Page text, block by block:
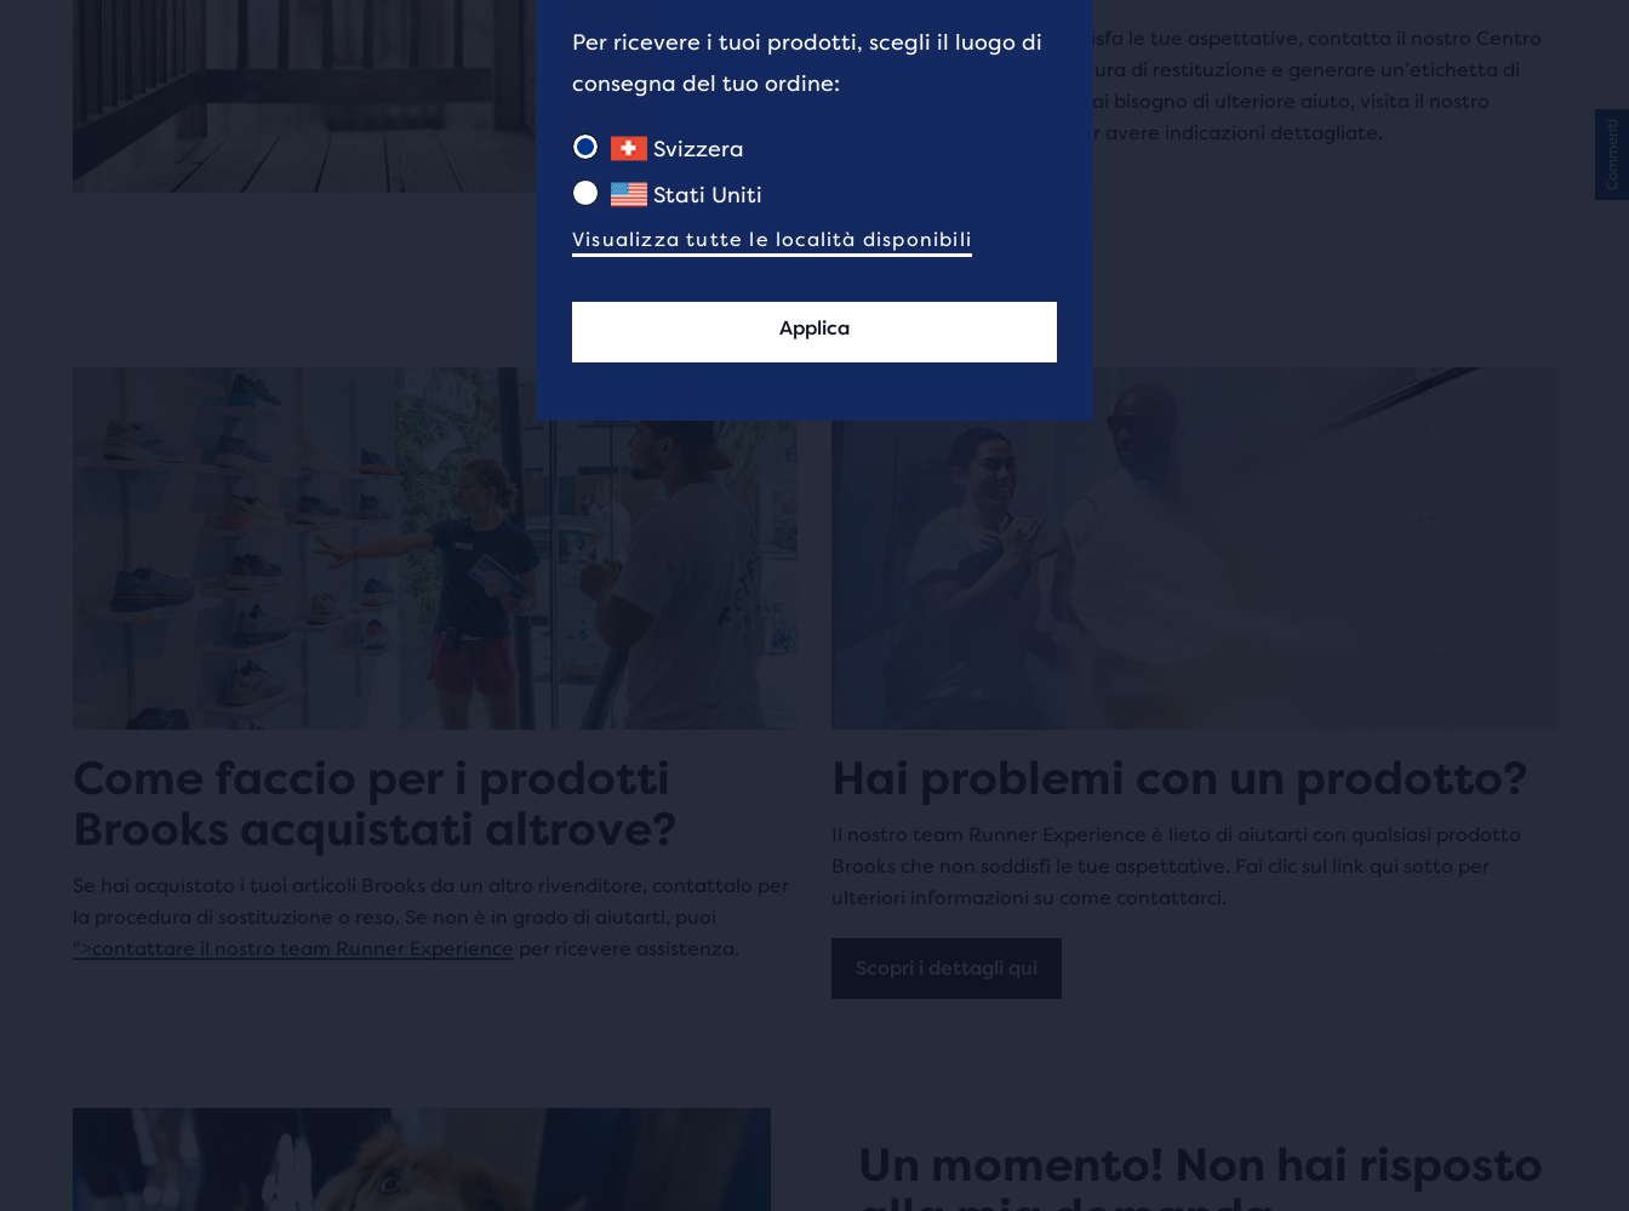
Se un prodotto non soddisfa le tue aspettative, contatta il nostro Centro
resi per avviare la procedura di restituzione e generare un’etichetta di
spedizione gratuita. Se hai bisogno di ulteriore aiuto, visita il nostro
per avere indicazioni dettagliate.
Come faccio per i prodotti
Brooks acquistati altrove?
Se hai acquistato i tuoi articoli Brooks da un altro rivenditore, contattalo per
la procedura di sostituzione o reso. Se non è in grado di aiutarti, puoi
">contattare il nostro team Runner Experience per ricevere assistenza.
Hai problemi con un prodotto?
Il nostro team Runner Experience è lieto di aiutarti con qualsiasi prodotto
Brooks che non soddisfi le tue aspettative. Fai clic sul link qui sotto per
ulteriori informazioni su come contattarci.
Scopri i dettagli qui
Un momento! Non hai risposto
Per ricevere i tuoi prodotti, scegli il luogo di
consegna del tuo ordine:
Svizzera
Stati Uniti
Visualizza tutte le località disponibili
Applica
Commenti